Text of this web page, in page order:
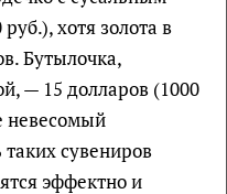
хотя золота в
Бутылочка,
— 15 долларов (1000
невесомый
сувениров
эффектно и